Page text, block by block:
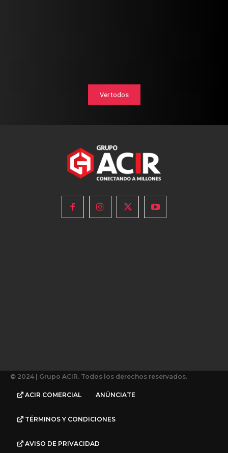
Ver todos
© 2024 | Grupo ACIR. Todos los derechos reservados.
ACIR COMERCIAL ANÚNCIATE
TÉRMINOS Y CONDICIONES
AVISO DE PRIVACIDAD